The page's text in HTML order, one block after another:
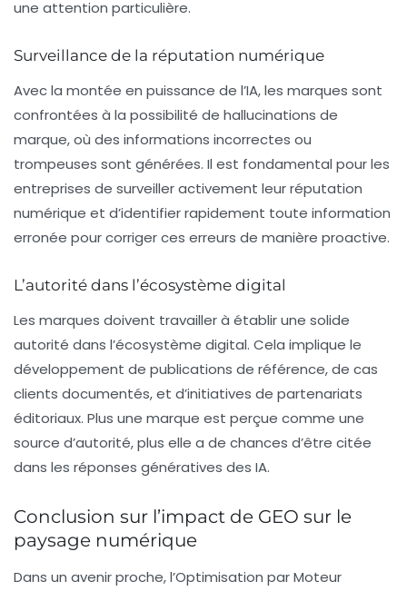
une attention particulière.
Surveillance de la réputation numérique
Avec la montée en puissance de l’IA, les marques sont
confrontées à la possibilité de hallucinations de
marque, où des informations incorrectes ou
trompeuses sont générées. Il est fondamental pour les
entreprises de surveiller activement leur réputation
numérique et d’identifier rapidement toute information
erronée pour corriger ces erreurs de manière proactive.
L’autorité dans l’écosystème digital
Les marques doivent travailler à établir une solide
autorité dans l’écosystème digital. Cela implique le
développement de publications de référence, de cas
clients documentés, et d’initiatives de partenariats
éditoriaux. Plus une marque est perçue comme une
source d’autorité, plus elle a de chances d’être citée
dans les réponses génératives des IA.
Conclusion sur l’impact de GEO sur le
paysage numérique
Dans un avenir proche, l’Optimisation par Moteur